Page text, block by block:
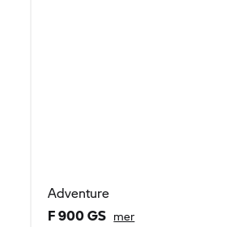
Adventure
F 900 GS mer